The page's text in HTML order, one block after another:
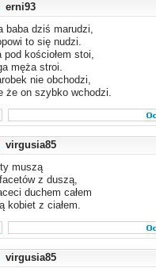
erni93
baba dziś marudzi,
to się nudzi.
pod kościołem stoi,
męża stroi.
nie obchodzi,
że on szybko wchodzi.
virgusia85
muszą
z duszą,
duchem całem
kobiet z ciałem.
virgusia85